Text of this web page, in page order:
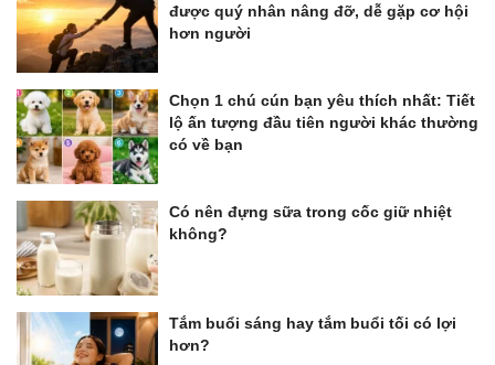
được quý nhân nâng đỡ, dễ gặp cơ hội
hơn người
Chọn 1 chú cún bạn yêu thích nhất: Tiết
lộ ấn tượng đầu tiên người khác thường
có về bạn
Có nên đựng sữa trong cốc giữ nhiệt
không?
Tắm buổi sáng hay tắm buổi tối có lợi
hơn?